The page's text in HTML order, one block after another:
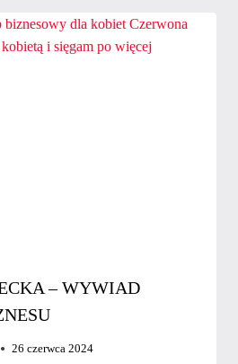
– WYWIAD
26 czerwca 2024